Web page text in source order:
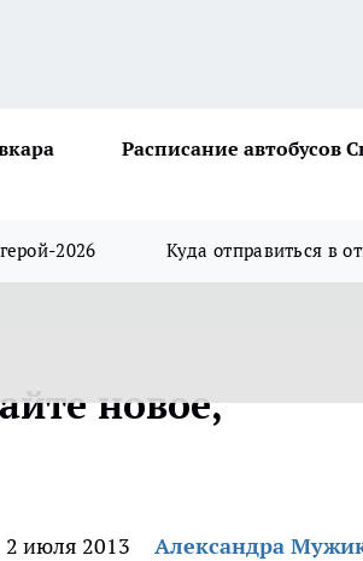
Расписание автобусов
2026 Куда отправиться в
новое,
2 июля 2013
Александра